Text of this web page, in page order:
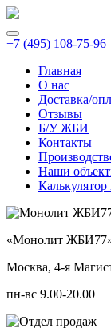
+7 (495) 108-75-96
Главная
О нас
Доставка/
Отзывы
Б/У ЖБИ
Контакты
Наши
Калькулятор
«Монолит
Москва, 4-я
пн-вс 9.00-20.00